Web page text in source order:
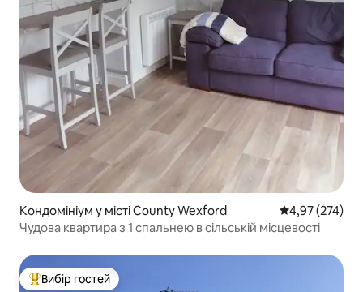
Кондомініум у місті County Wexford Середня
4,97 (274)
Чудова квартира з 1 спальнею в сільській місцевості
Топ вибір гостей
Вибір гостей